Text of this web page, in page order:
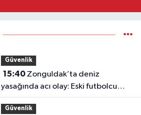
Güvenlik
15:40Zonguldak’ta deniz
yasağında acı olay: Eski futbolcu
Hakan Ergin hayatını kaybetti
Güvenlik